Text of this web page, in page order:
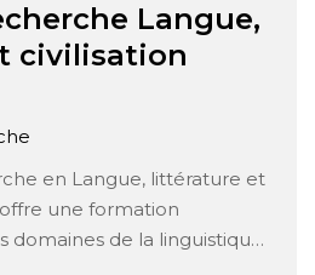
Langue,
civilisation
en Langue, littérature et
une formation
domaines de la linguistique,